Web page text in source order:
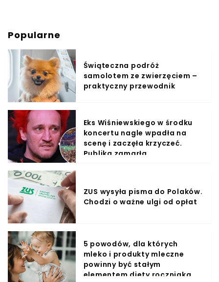
Popularne
Świąteczna podróż
samolotem ze zwierzęciem –
praktyczny przewodnik
Eks Wiśniewskiego w środku
koncertu nagle wpadła na
scenę i zaczęła krzyczeć.
Publika zamarła
ZUS wysyła pisma do Polaków.
Chodzi o ważne ulgi od opłat
5 powodów, dla których
mleko i produkty mleczne
powinny być stałym
elementem diety roczniaka